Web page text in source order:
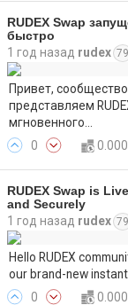
RUDEX Swap
быстро
1 год назад rudex 79
Привет,
представляем
мгновенного…
0
RUDEX Swap is
and Securely
1 год назад rudex 79
Hello RUDEX
our brand-new
0